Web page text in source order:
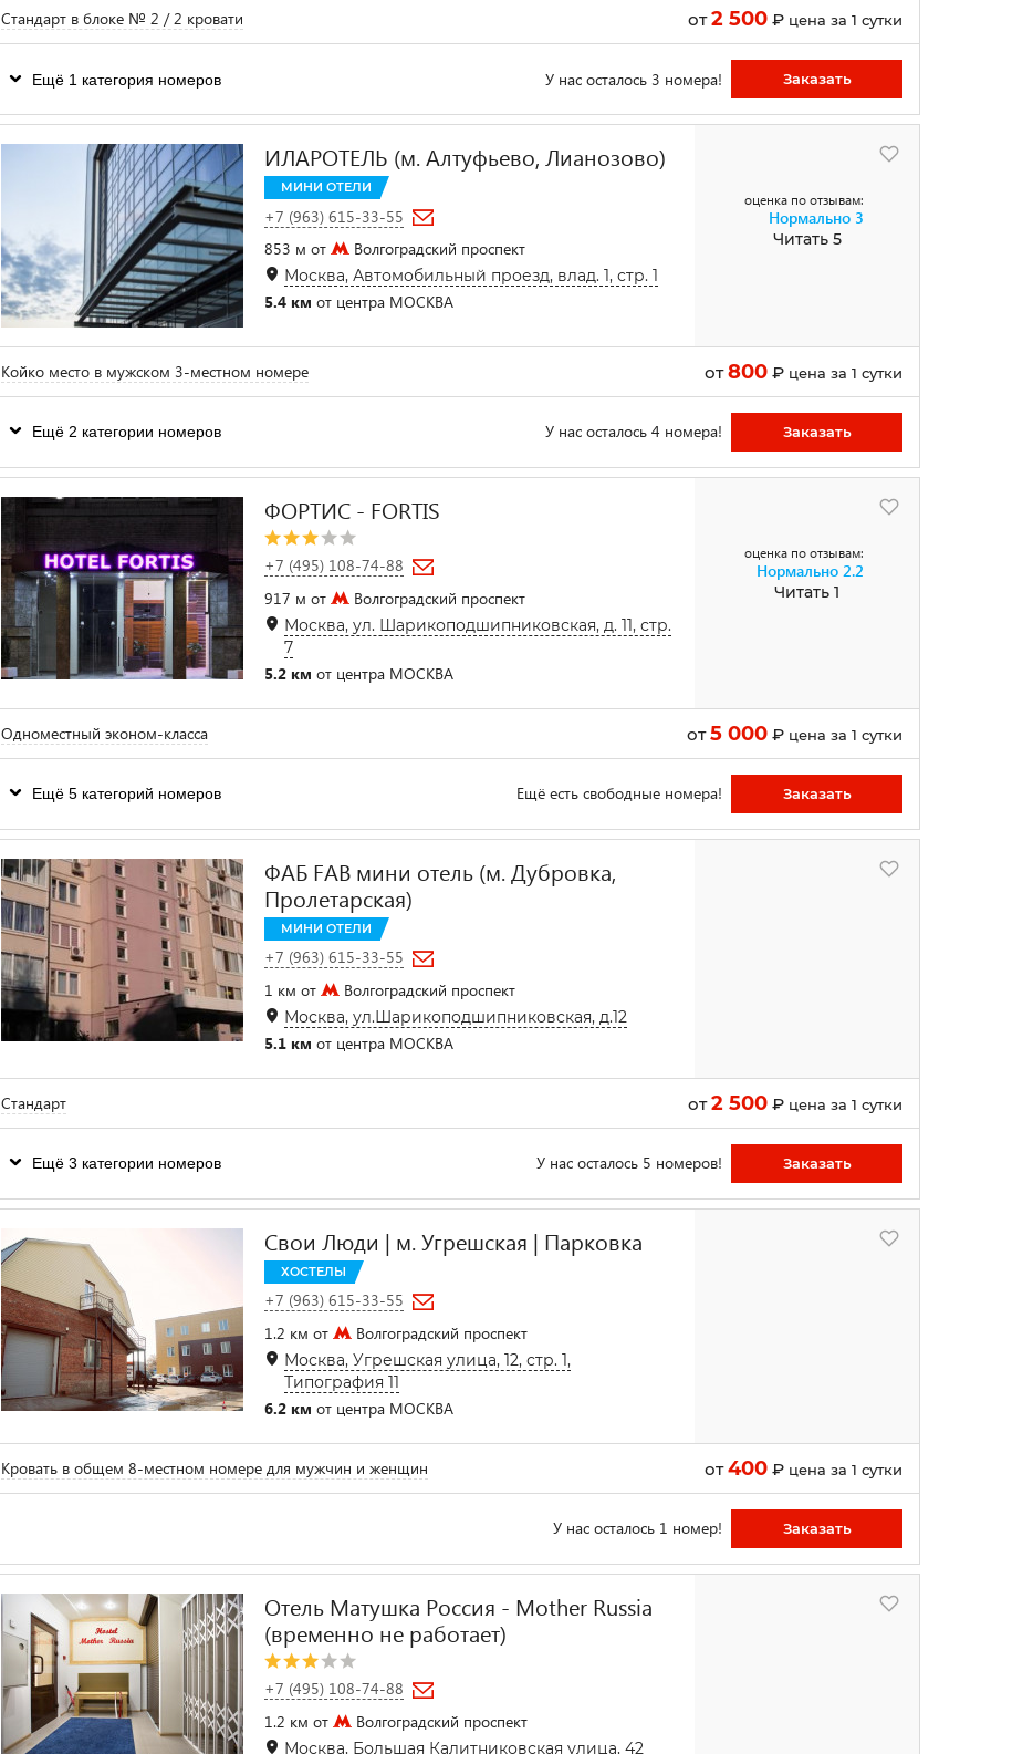
Стандарт в блоке № 2 / 2 кровати от2 500₽ цена за 1 сутки
Ещё 1 категория номеров У нас осталось 3 номера! Заказать
ИЛАРОТЕЛЬ (м. Алтуфьево, Лианозово)
МИНИ ОТЕЛИ
+7 (963) 615-33-55
853 м от
Волгоградский проспект
Москва, Автомобильный проезд, влад. 1, стр. 1
5.4 км от центра МОСКВА
оценка по отзывам:
Нормально 3
Читать 5
Койко место в мужском 3-местном номере от800₽ цена за 1 сутки
Ещё 2 категории номеров У нас осталось 4 номера! Заказать
ФОРТИС - FORTIS
+7 (495) 108-74-88
917 м от
Волгоградский проспект
Москва, ул. Шарикоподшипниковская, д. 11, стр.
7
5.2 км от центра МОСКВА
оценка по отзывам:
Нормально 2.2
Читать 1
Одноместный эконом-класса от5 000₽ цена за 1 сутки
Ещё 5 категорий номеров Ещё есть свободные номера! Заказать
ФАБ FAB мини отель (м. Дубровка,
Пролетарская)
МИНИ ОТЕЛИ
+7 (963) 615-33-55
1 км от
Волгоградский проспект
Москва, ул.Шарикоподшипниковская, д.12
5.1 км от центра МОСКВА
Стандарт от2 500₽ цена за 1 сутки
Ещё 3 категории номеров У нас осталось 5 номеров! Заказать
Свои Люди | м. Угрешская | Парковка
ХОСТЕЛЫ
+7 (963) 615-33-55
1.2 км от
Волгоградский проспект
Москва, Угрешская улица, 12, стр. 1,
Типография 11
6.2 км от центра МОСКВА
Кровать в общем 8-местном номере для мужчин и женщин от400₽ цена за 1 сутки
У нас осталось 1 номер! Заказать
Отель Матушка Россия - Mother Russia
(временно не работает)
+7 (495) 108-74-88
1.2 км от
Волгоградский проспект
Москва, Большая Калитниковская улица, 42